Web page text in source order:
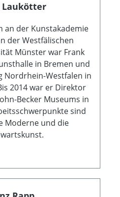
Laukötter
an der Kunstakademie
der Westfälischen
Münster war Frank
in Bremen und
Nordrhein-Westfalen in
2014 war er Direktor
Becker Museums in
sind
Moderne und die